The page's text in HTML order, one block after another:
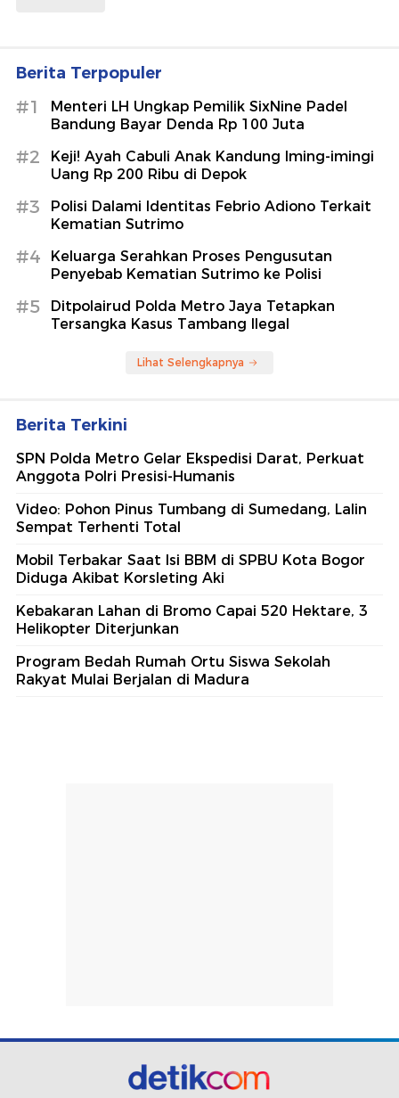
Berita Terpopuler
#1
Menteri LH Ungkap Pemilik SixNine Padel
Bandung Bayar Denda Rp 100 Juta
#2
Keji! Ayah Cabuli Anak Kandung Iming-imingi
Uang Rp 200 Ribu di Depok
#3
Polisi Dalami Identitas Febrio Adiono Terkait
Kematian Sutrimo
#4
Keluarga Serahkan Proses Pengusutan
Penyebab Kematian Sutrimo ke Polisi
#5
Ditpolairud Polda Metro Jaya Tetapkan
Tersangka Kasus Tambang Ilegal
Lihat Selengkapnya
Berita Terkini
SPN Polda Metro Gelar Ekspedisi Darat, Perkuat
Anggota Polri Presisi-Humanis
Video: Pohon Pinus Tumbang di Sumedang, Lalin
Sempat Terhenti Total
Mobil Terbakar Saat Isi BBM di SPBU Kota Bogor
Diduga Akibat Korsleting Aki
Kebakaran Lahan di Bromo Capai 520 Hektare, 3
Helikopter Diterjunkan
Program Bedah Rumah Ortu Siswa Sekolah
Rakyat Mulai Berjalan di Madura